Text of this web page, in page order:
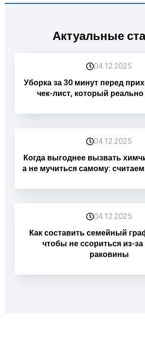
Актуальные
04.12.2025
Уборка за 30 минут перед
чек-лист, который
04.12.2025
Когда выгоднее вызвать
а не мучиться самому:
04.12.2025
Как составить семейный
чтобы не ссориться из-за
раковины